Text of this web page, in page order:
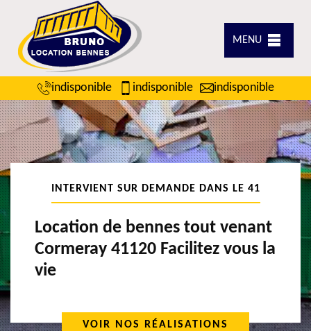
MENU
indisponible indisponible indisponible
INTERVIENT SUR DEMANDE DANS LE 41
Location de bennes tout venant
Cormeray 41120 Facilitez vous la
vie
VOIR NOS RÉALISATIONS